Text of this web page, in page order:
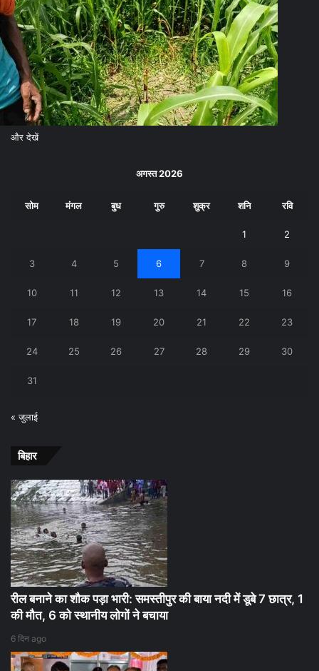
और देखें
अगस्त 2026
सोम मंगल बुध गुरु शुक्र शनि रवि
1 2
3 4 5 6 7 8 9
10 11 12 13 14 15 16
17 18 19 20 21 22 23
24 25 26 27 28 29 30
31
« जुलाई
बिहार
रील बनाने का शौक पड़ा भारी: समस्तीपुर की बाया नदी में डूबे 7 छात्र, 1
की मौत, 6 को स्थानीय लोगों ने बचाया
6 दिन ago